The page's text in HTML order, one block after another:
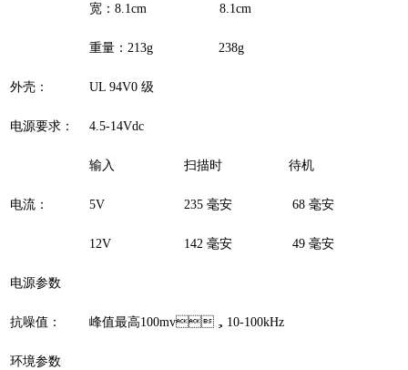
宽：8.1cm 8.1cm
重量：213g 238g
外壳： UL 94V0 级
电源要求： 4.5-14Vdc
电流：
输入 扫描时 待机
5V 235 毫安 68 毫安
12V 142 毫安 49 毫安
电源参数
抗噪值： 峰值最高100mv，10-100kHz
环境参数